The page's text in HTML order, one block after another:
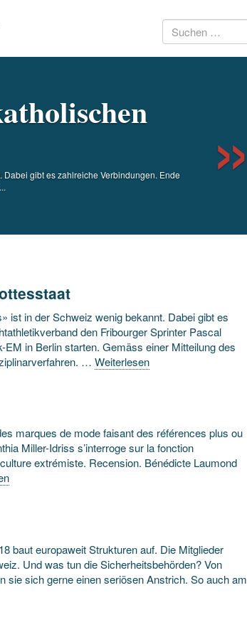
Suchen
gibt es zahlreiche Verbindungen. Ende
ist in der Schweiz wenig bekannt. Dabei gibt es
den Fribourger Sprinter Pascal
in Berlin starten. Gemäss einer Mitteilung des
… Weiterlesen
marques de mode faisant des références plus ou
Miller-Idriss s’interroge sur la fonction
extrémiste. Recension. Bénédicte Laumond
baut europaweit Strukturen auf. Die Mitglieder
Und was tun die Sicherheitsbehörden? Von
sie sich gerne einen seriösen Anstrich. So auch am